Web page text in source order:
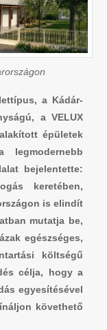
a Kádár-
a VELUX
épületek
legmodernebb
bejelentette:
keretében,
is elindít
mutatja be,
egészséges,
költségű
célja, hogy a
egyesítésével
követhető